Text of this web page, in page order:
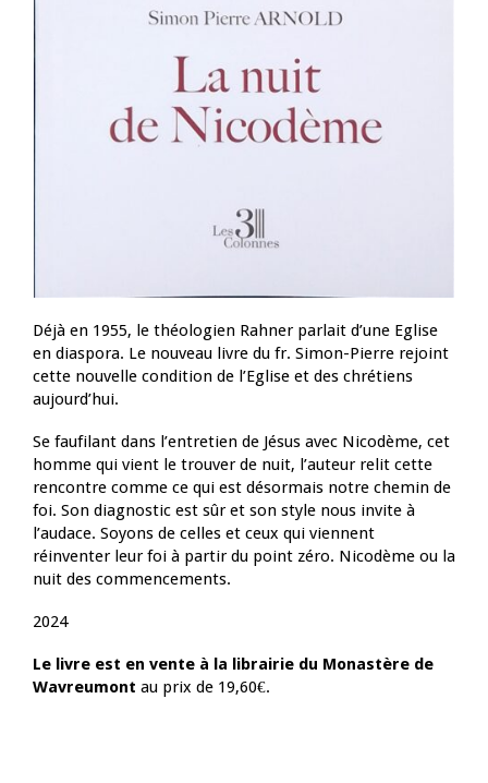
Déjà en 1955, le théologien Rahner parlait d’une Eglise
en diaspora. Le nouveau livre du fr. Simon-Pierre rejoint
cette nouvelle condition de l’Eglise et des chrétiens
aujourd’hui.
Se faufilant dans l’entretien de Jésus avec Nicodème, cet
homme qui vient le trouver de nuit, l’auteur relit cette
rencontre comme ce qui est désormais notre chemin de
foi. Son diagnostic est sûr et son style nous invite à
l’audace. Soyons de celles et ceux qui viennent
réinventer leur foi à partir du point zéro. Nicodème ou la
nuit des commencements.
2024
Le livre est en vente à la librairie du Monastère de
Wavreumont au prix de 19,60€.